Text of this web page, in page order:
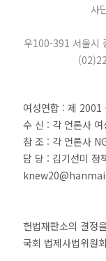
사
우100-391 서울시
여성연합 : 제
수 신 : 각 언론사 여
참 조 : 각 언론사
담 당 : 김기선미
헌법재판소의 결정
국회 법제사법위원